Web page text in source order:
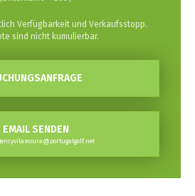
Verfügbarkeit und Verkaufsstopp.
sind nicht kumulierbar.
EMAIL SENDEN